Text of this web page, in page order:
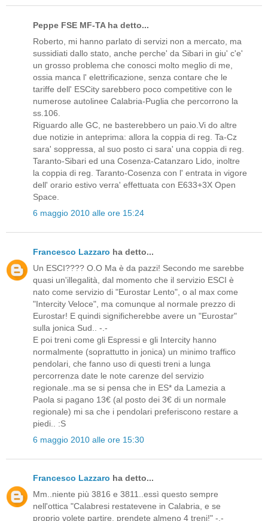
Peppe FSE MF-TA ha detto...
Roberto, mi hanno parlato di servizi non a mercato, ma
sussidiati dallo stato, anche perche' da Sibari in giu' c'e'
un grosso problema che conosci molto meglio di me,
ossia manca l' elettrificazione, senza contare che le
tariffe dell' ESCity sarebbero poco competitive con le
numerose autolinee Calabria-Puglia che percorrono la
ss.106.
Riguardo alle GC, ne basterebbero un paio.Vi do altre
due notizie in anteprima: allora la coppia di reg. Ta-Cz
sara' soppressa, al suo posto ci sara' una coppia di reg.
Taranto-Sibari ed una Cosenza-Catanzaro Lido, inoltre
la coppia di reg. Taranto-Cosenza con l' entrata in vigore
dell' orario estivo verra' effettuata con E633+3X Open
Space.
6 maggio 2010 alle ore 15:24
Francesco Lazzaro ha detto...
Un ESCI???? O.O Ma è da pazzi! Secondo me sarebbe
quasi un'illegalità, dal momento che il servizio ESCI è
nato come servizio di "Eurostar Lento", o al max come
"Intercity Veloce", ma comunque al normale prezzo di
Eurostar! E quindi significherebbe avere un "Eurostar"
sulla jonica Sud.. -.-
E poi treni come gli Espressi e gli Intercity hanno
normalmente (soprattutto in jonica) un minimo traffico
pendolari, che fanno uso di questi treni a lunga
percorrenza date le note carenze del servizio
regionale..ma se si pensa che in ES* da Lamezia a
Paola si pagano 13€ (al posto dei 3€ di un normale
regionale) mi sa che i pendolari preferiscono restare a
piedi.. :S
6 maggio 2010 alle ore 15:30
Francesco Lazzaro ha detto...
Mm..niente più 3816 e 3811..essì questo sempre
nell'ottica "Calabresi restatevene in Calabria, e se
proprio volete partire, prendete almeno 4 treni!" -.-